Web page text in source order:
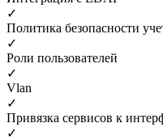
✓
Политика безопасности
✓
Роли пользователей
✓
Vlan
✓
Привязка сервисов к
✓